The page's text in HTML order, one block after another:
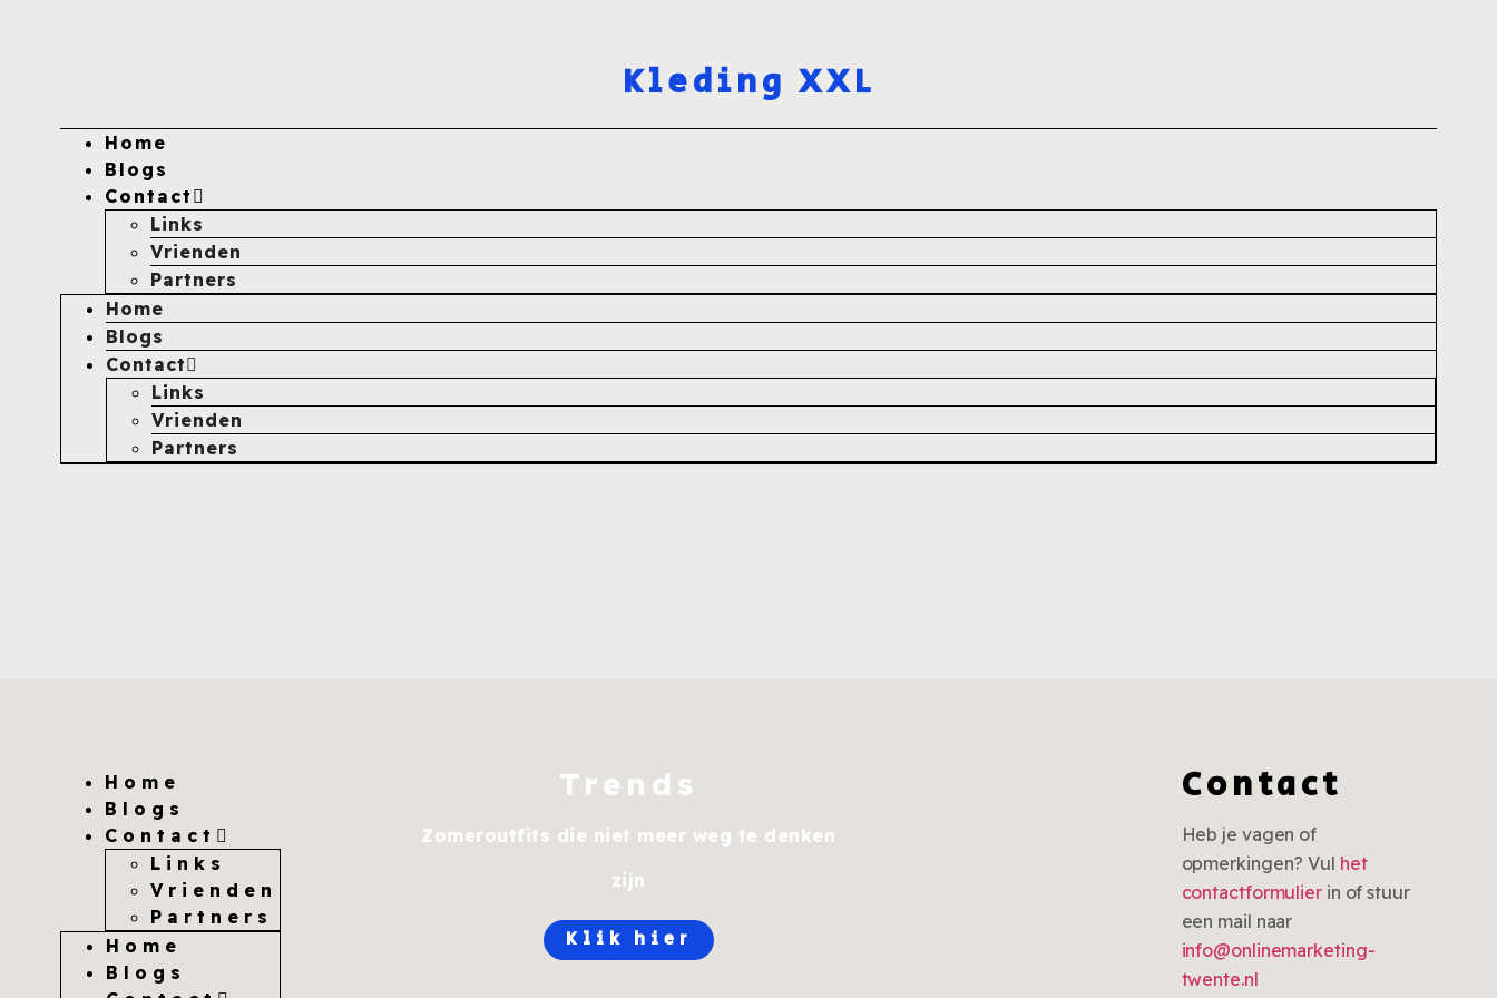
Kleding XXL
Home
Blogs
Contact
Links
Vrienden
Partners
Home
Blogs
Contact
Links
Vrienden
Partners
Home
Blogs
Contact
Links
Vrienden
Partners
Home
Blogs
Trends
Zomeroutfits die niet meer weg te denken
zijn
Klik hier
Contact
Heb je vagen of
opmerkingen? Vul het
contactformulierin of stuur
een mail naar
info@onlinemarketing-
twente.nl